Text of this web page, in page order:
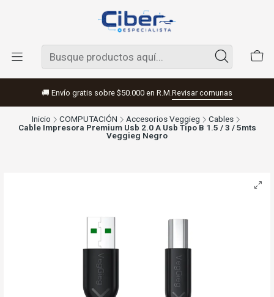
🚚 Envío gratis sobre $50.000 en R.M. Revisar comunas
Inicio COMPUTACIÓN Accesorios Veggieg
Cables
Cable Impresora Premium Usb 2.0 A Usb Tipo B 1.5 / 3 / 5mts
Veggieg Negro